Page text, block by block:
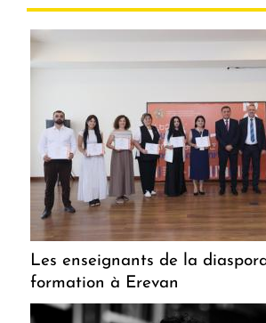
Les enseignants de la
formation à Erevan